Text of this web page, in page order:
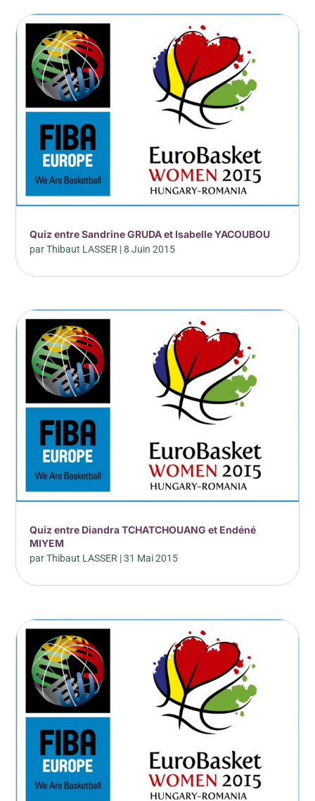
Quiz entre Sandrine GRUDA et Isabelle YACOUBOU
parThibaut LASSER |8 Juin 2015
Quiz entre Diandra TCHATCHOUANG et Endéné
MIYEM
parThibaut LASSER |31 Mai 2015